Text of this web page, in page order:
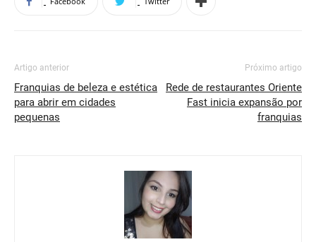
Artigo anterior
Franquias de beleza e estética
para abrir em cidades
pequenas
Próximo artigo
Rede de restaurantes Oriente
Fast inicia expansão por
franquias